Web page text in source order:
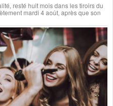
resté huit mois dans les tiroirs du
mardi 4 août, après que son